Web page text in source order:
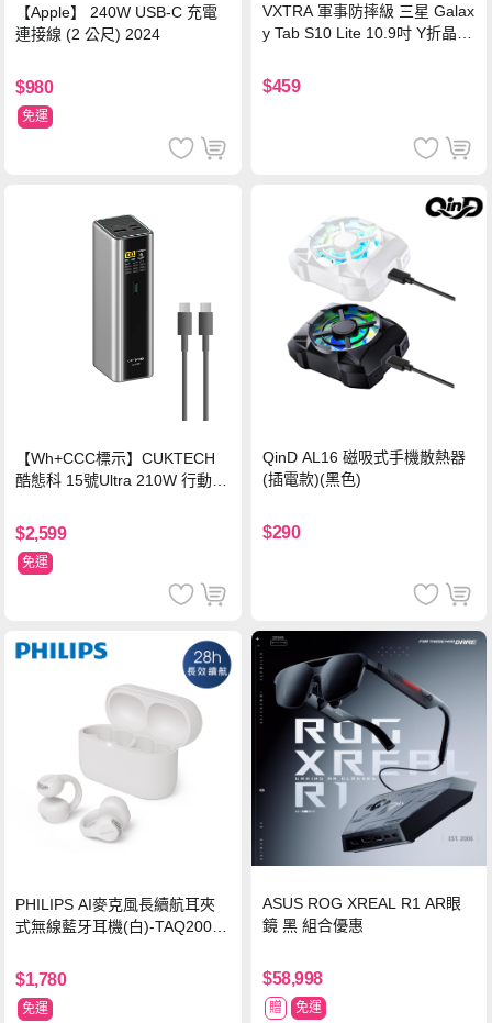
【Apple】 240W USB-C 充電
連接線 (2 公尺) 2024
$980
免運
VXTRA 軍事防摔級 三星 Galax
y Tab S10 Lite 10.9吋 Y折晶透
$459
【Wh+CCC標示】CUKTECH
酷態科 15號Ultra 210W 行動電
$2,599
免運
QinD AL16 磁吸式手機散熱器
(插電款)(黑色)
$290
PHILIPS AI麥克風長續航耳夾
式無線藍牙耳機(白)-TAQ2000
$1,780
免運
ASUS ROG XREAL R1 AR眼
鏡 黑 組合優惠
$58,998
贈 免運